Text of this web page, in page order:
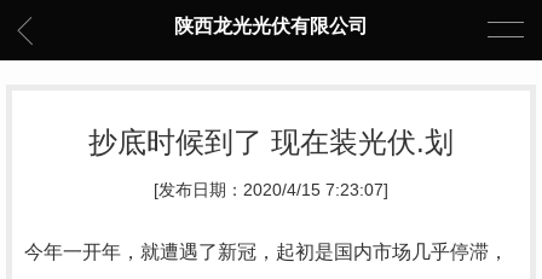
陕西龙光光伏有限公司
抄底时候到了 现在装光伏.划
[发布日期：2020/4/15 7:23:07]
今年一开年，就遭遇了新冠，起初是国内市场几乎停滞，